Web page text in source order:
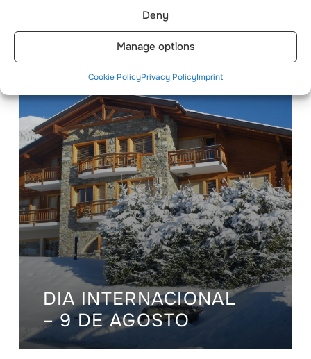
Deny
Manage options
Cookie PolicyPrivacy PolicyImprint
DIA INTERNACIONAL
– 9 DE AGOSTO